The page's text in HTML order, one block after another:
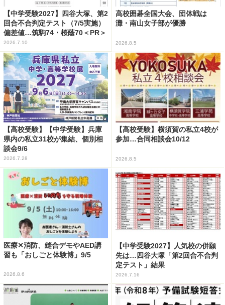
【中学受験2027】四谷大塚、第2
回合不合判定テスト（7/5実施）
偏差値…筑駒74・桜蔭70＜PR＞
2026.7.10
高校囲碁全国大会、団体戦は
灘・南山女子部が優勝
2026.8.5
【高校受験】【中学受験】兵庫
県内の私立31校が集結、個別相
談会9/6
2026.7.28
【高校受験】横須賀の私立4校が
参加…合同相談会10/12
2026.8.5
医療✕消防、縫合デモやAED講
習も「おしごと体験博」9/5
2026.8.6
【中学受験2027】人気校の併願
先は…四谷大塚「第2回合不合判
定テスト」結果
2026.7.16